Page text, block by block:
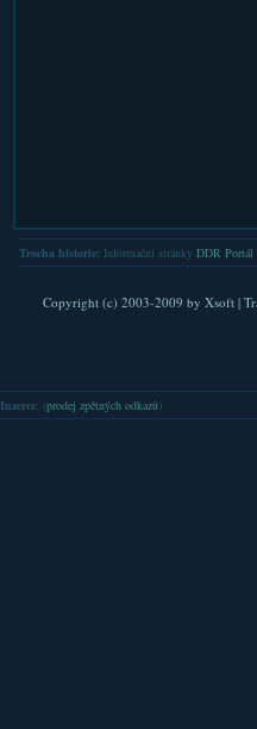
Trocha historie: Informační stránky DDR Portál
Copyright (c) 2003-2009 by Xsoft|
Inzerce: (prodej zpětných odkazů )